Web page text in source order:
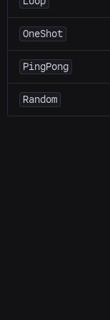
OneShot
PingPong
Random